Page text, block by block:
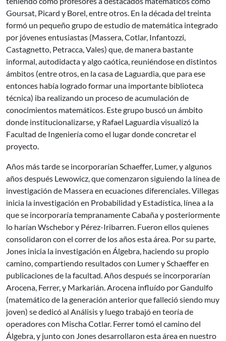
Goursat, Picard y Borel, entre otros. En la década del treinta
formó un pequeño grupo de estudio de matemática integrado
por jóvenes entusiastas (Massera, Cotlar, Infantozzi,
Castagnetto, Petracca, Vales) que, de manera bastante
informal, autodidacta y algo caótica, reuniéndose en distintos
ámbitos (entre otros, en la casa de Laguardia, que para ese
entonces había logrado formar una importante biblioteca
técnica) iba realizando un proceso de acumulación de
conocimientos matemáticos. Este grupo buscó un ámbito
donde institucionalizarse, y Rafael Laguardia visualizó la
Facultad de Ingeniería como el lugar donde concretar el
proyecto.
Años más tarde se incorporarían Schaeffer, Lumer, y algunos
años después Lewowicz, que comenzaron siguiendo la línea de
investigación de Massera en ecuaciones diferenciales. Villegas
inicia la investigación en Probabilidad y Estadística, línea a la
que se incorporaría tempranamente Cabaña y posteriormente
lo harían Wschebor y Pérez-Iribarren. Fueron ellos quienes
consolidaron con el correr de los años esta área. Por su parte,
Jones inicia la investigación en Álgebra, haciendo su propio
camino, compartiendo resultados con Lumer y Schaeffer en
publicaciones de la facultad. Años después se incorporarían
Arocena, Ferrer, y Markarián. Arocena influído por Gandulfo
(matemático de la generación anterior que falleció siendo muy
joven) se dedicó al Análisis y luego trabajó en teoría de
operadores con Mischa Cotlar. Ferrer tomó el camino del
Álgebra, y junto con Jones desarrollaron esta área en nuestro